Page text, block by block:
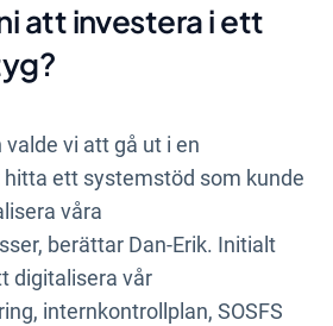
att investera i ett
vi att gå ut i en
ett systemstöd som kunde
våra
berättar Dan-Erik. Initialt
digitalisera vår
internkontrollplan, SOSFS